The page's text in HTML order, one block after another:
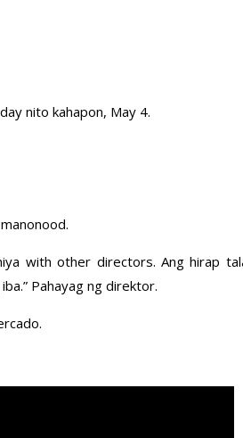
nito kahapon, May 4.
with other directors. Ang hirap
Pahayag ng direktor.